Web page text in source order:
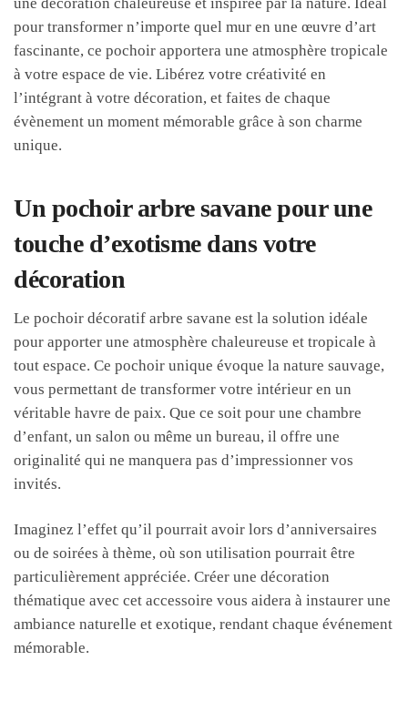
pour transformer n’importe quel mur en une œuvre d’art
fascinante, ce pochoir apportera une atmosphère tropicale
à votre espace de vie. Libérez votre créativité en
l’intégrant à votre décoration, et faites de chaque
évènement un moment mémorable grâce à son charme
unique.
Un pochoir arbre savane pour une
touche d’exotisme dans votre
décoration
Le pochoir décoratif arbre savane est la solution idéale
pour apporter une atmosphère chaleureuse et tropicale à
tout espace. Ce pochoir unique évoque la nature sauvage,
vous permettant de transformer votre intérieur en un
véritable havre de paix. Que ce soit pour une chambre
d’enfant, un salon ou même un bureau, il offre une
originalité qui ne manquera pas d’impressionner vos
invités.
Imaginez l’effet qu’il pourrait avoir lors d’anniversaires
ou de soirées à thème, où son utilisation pourrait être
particulièrement appréciée. Créer une décoration
thématique avec cet accessoire vous aidera à instaurer une
ambiance naturelle et exotique, rendant chaque événement
mémorable.